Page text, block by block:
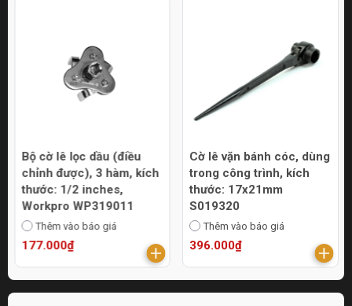
Bộ cờ lê lọc dầu (điều
chỉnh được), 3 hàm, kích
thước: 1/2 inches,
Workpro WP319011
Thêm vào báo giá
177.000₫
Cờ lê vặn bánh cóc, dùng
trong công trình, kích
thước: 17x21mm
S019320
Thêm vào báo giá
396.000₫